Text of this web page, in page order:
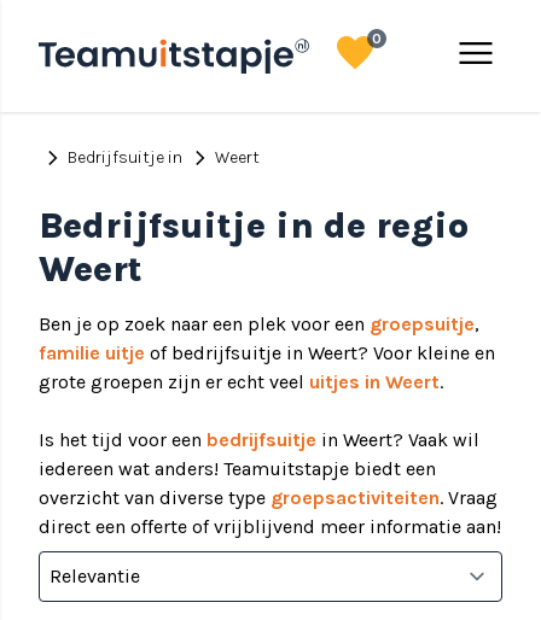
menu
favorite0
chevron_right Bedrijfsuitje in chevron_right Weert
Bedrijfsuitje in de regio
Weert
Ben je op zoek naar een plek voor een groepsuitje,
familie uitje of bedrijfsuitje in Weert? Voor kleine en
grote groepen zijn er echt veel uitjes in Weert.
Is het tijd voor een bedrijfsuitje in Weert? Vaak wil
iedereen wat anders! Teamuitstapje biedt een
overzicht van diverse type groepsactiviteiten. Vraag
direct een offerte of vrijblijvend meer informatie aan!